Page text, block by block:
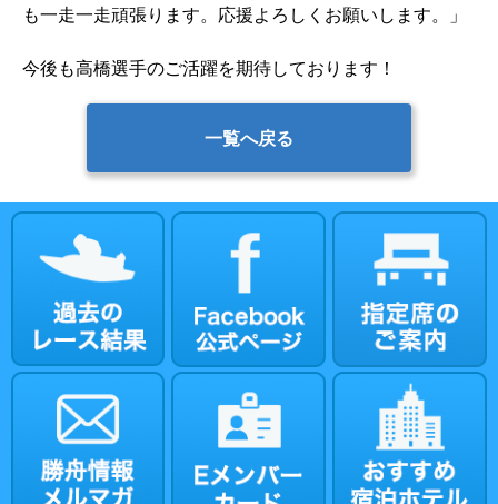
も一走一走頑張ります。応援よろしくお願いします。」
今後も高橋選手のご活躍を期待しております！
一覧へ戻る